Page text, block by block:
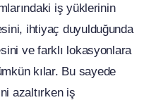
iş yüklerinin
ihtiyaç duyulduğunda
ve farklı lokasyonlara
kılar. Bu sayede
azaltırken iş